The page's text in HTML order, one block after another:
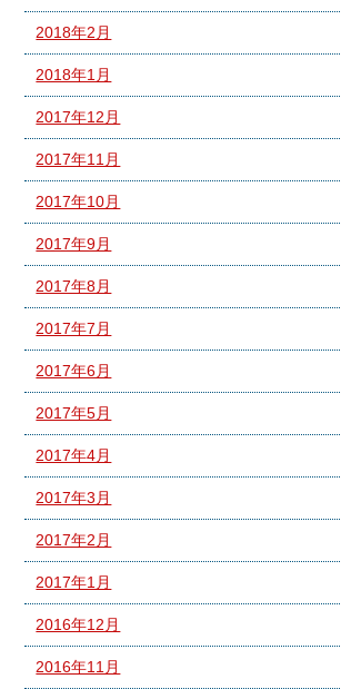
2018年2月
2018年1月
2017年12月
2017年11月
2017年10月
2017年9月
2017年8月
2017年7月
2017年6月
2017年5月
2017年4月
2017年3月
2017年2月
2017年1月
2016年12月
2016年11月